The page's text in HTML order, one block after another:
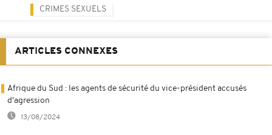
CRIMES SEXUELS
ARTICLES CONNEXES
Afrique du Sud : les agents de sécurité du vice-président accusés
d'agression
13/08/2024